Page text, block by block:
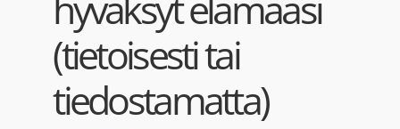
(tietoisesti tai
tiedostamatta)